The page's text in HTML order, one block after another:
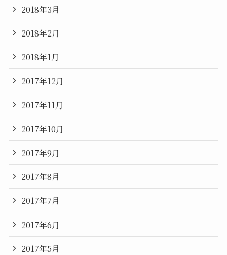
2018年3月
2018年2月
2018年1月
2017年12月
2017年11月
2017年10月
2017年9月
2017年8月
2017年7月
2017年6月
2017年5月